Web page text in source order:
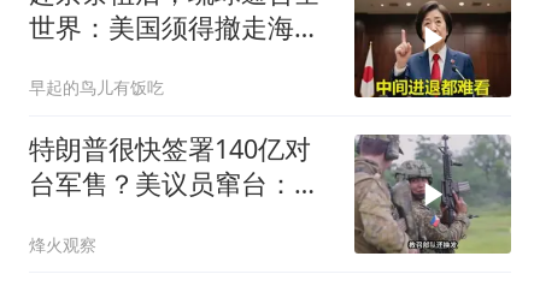
世界：美国须得撤走海马
早起的鸟儿有饭吃
特朗普很快签署140亿对
台军售？美议员窜台：必
烽火观察